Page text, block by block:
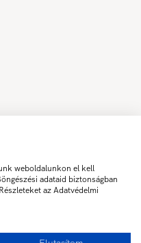
weboldalunkon el kell
adataid biztonságban
az Adatvédelmi